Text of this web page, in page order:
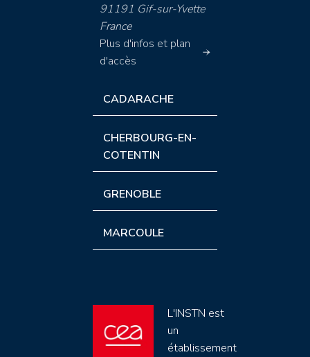
91191 Gif-sur-Yvette
France
Plus d'infos et plan
d'accès
CADARACHE
CHERBOURG-EN-
COTENTIN
GRENOBLE
MARCOULE
L'INSTN est
un
établissement